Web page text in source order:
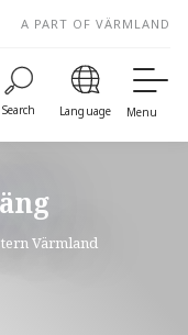
A PART OF VÄRMLAND
Search Language Menu
Värmland